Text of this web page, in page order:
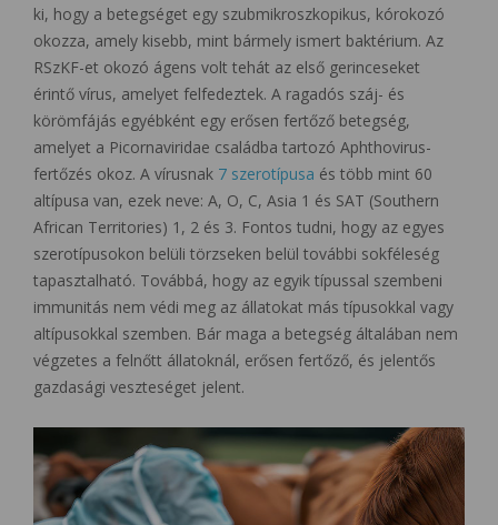
ki, hogy a betegséget egy szubmikroszkopikus, kórokozó
okozza, amely kisebb, mint bármely ismert baktérium. Az
RSzKF-et okozó ágens volt tehát az első gerinceseket
érintő vírus, amelyet felfedeztek. A ragadós száj- és
körömfájás egyébként egy erősen fertőző betegség,
amelyet a Picornaviridae családba tartozó Aphthovirus-
fertőzés okoz. A vírusnak 7 szerotípusa és több mint 60
altípusa van, ezek neve: A, O, C, Asia 1 és SAT (Southern
African Territories) 1, 2 és 3. Fontos tudni, hogy az egyes
szerotípusokon belüli törzseken belül további sokféleség
tapasztalható. Továbbá, hogy az egyik típussal szembeni
immunitás nem védi meg az állatokat más típusokkal vagy
altípusokkal szemben. Bár maga a betegség általában nem
végzetes a felnőtt állatoknál, erősen fertőző, és jelentős
gazdasági veszteséget jelent.